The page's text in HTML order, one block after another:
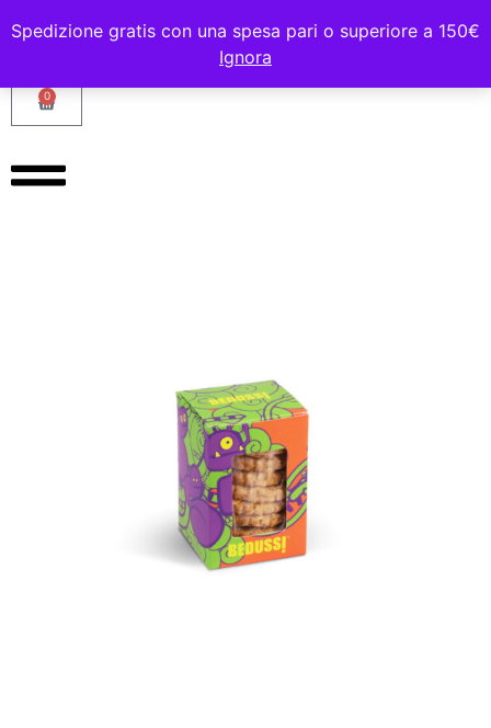
Spedizione gratis con una spesa pari o superiore a 150€
Ignora
0